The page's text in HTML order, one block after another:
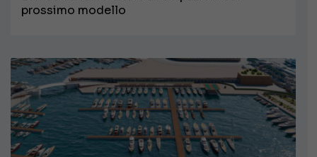
prossimo modello